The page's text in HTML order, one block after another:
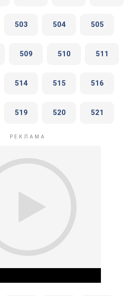
503 504 505
509 510 511
514 515 516
519 520 521